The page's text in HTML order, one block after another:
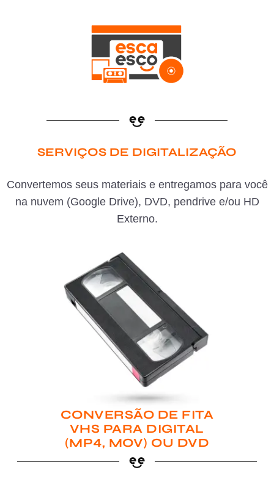
SERVIÇOS DE DIGITALIZAÇÃO
Convertemos seus materiais e entregamos para você
na nuvem (Google Drive), DVD, pendrive e/ou HD
Externo.
CONVERSÃO DE FITA
VHS PARA DIGITAL
(MP4, MOV) OU DVD